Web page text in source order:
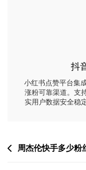
抖
小红书点赞平台集
涨粉可靠渠道。支
实用户数据安全稳
文周杰伦快手多少粉